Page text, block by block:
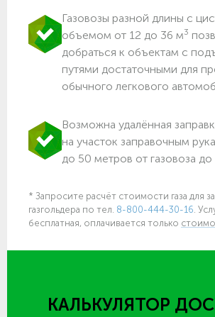
Газовозы разной длины с
объемом от 12 до 36 м3
добраться к объектам c
путями достаточными для
обычного легкового
Возможна удалённая
на участок заправочным
до 50 метров от газовоза до
* Запросите расчёт стоимости газа для
газгольдера по тел. 8-800-444-30-16.
бесплатная, оплачивается только
КАЛЬКУЛЯТОР